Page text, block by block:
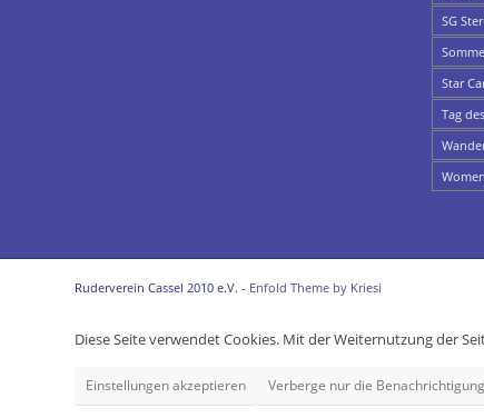
SG
Star
Tag
Ruderverein Cassel 2010 e.V. - Enfold Theme by Kriesi
Diese Seite verwendet Cookies. Mit der Weiternutzung der
Einstellungen akzeptieren Verberge nur die Benachrichtigung